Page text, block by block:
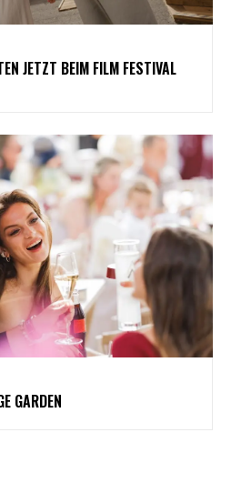
JETZT BEIM FILM FESTIVAL
GARDEN